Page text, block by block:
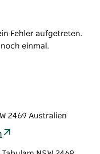
auf einem
zwischen
und rauem,
zugewiesenen
Sie das Gelände
erkunden
Fehler aufgetreten.
einmal.
2469 Australien